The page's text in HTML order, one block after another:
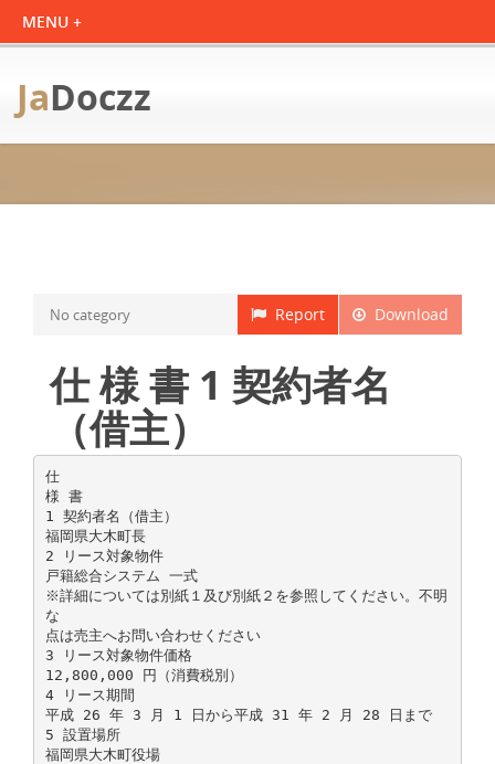
JaDoczz
Download
Report
No category
仕 様 書 1 契約者名
（借主）
仕
様 書
1 契約者名（借主）
福岡県大木町長
2 リース対象物件
戸籍総合システム 一式
※詳細については別紙１及び別紙２を参照してください。不明
な
点は売主へお問い合わせください
3 リース対象物件価格
12,800,000 円（消費税別）
4 リース期間
平成 26 年 3 月 1 日から平成 31 年 2 月 28 日まで
5 設置場所
福岡県大木町役場